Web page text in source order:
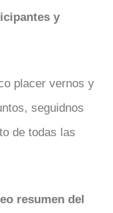
y
placer vernos y
seguidnos
de todas las
resumen del